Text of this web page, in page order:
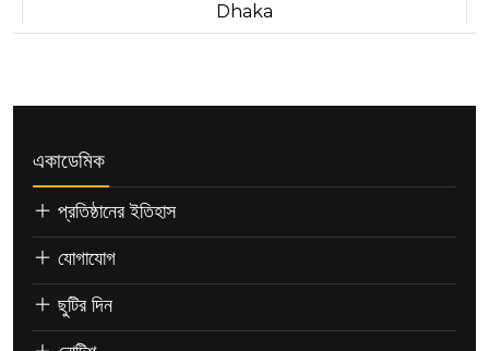
Dhaka
একাডেমিক
প্রতিষ্ঠানের ইতিহাস
যোগাযোগ
ছুটির দিন